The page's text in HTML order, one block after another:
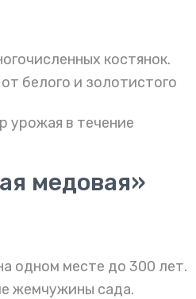
костянок.
белого и золотистого
урожая в течение
медовая»
одном месте до 300 лет.
жемчужины сада.